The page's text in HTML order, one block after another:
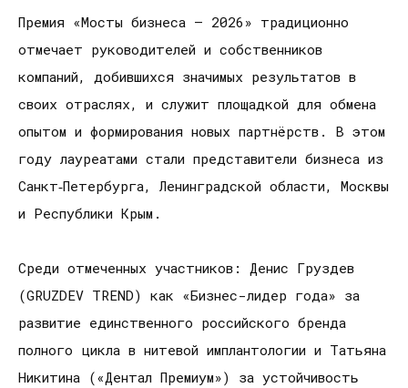
Премия «Мосты бизнеса – 2026» традиционно
отмечает руководителей и собственников
компаний, добившихся значимых результатов в
своих отраслях, и служит площадкой для обмена
опытом и формирования новых партнёрств. В этом
году лауреатами стали представители бизнеса из
Санкт‑Петербурга, Ленинградской области, Москвы
и Республики Крым.
Среди отмеченных участников: Денис Груздев
(GRUZDEV TREND) как «Бизнес-лидер года» за
развитие единственного российского бренда
полного цикла в нитевой имплантологии и Татьяна
Никитина («Дентал Премиум») за устойчивость